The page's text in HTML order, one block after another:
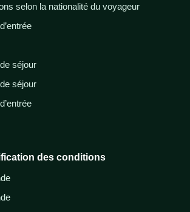
selon la nationalité du voyageur
séjour
séjour
des conditions